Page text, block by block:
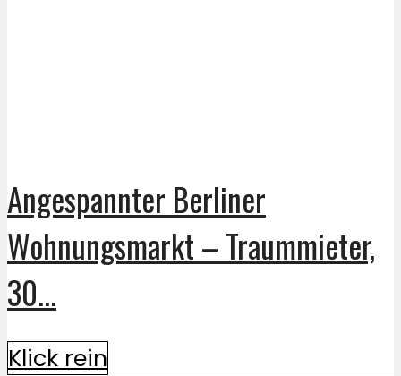
Angespannter Berliner
Wohnungsmarkt – Traummieter,
30...
Klick rein